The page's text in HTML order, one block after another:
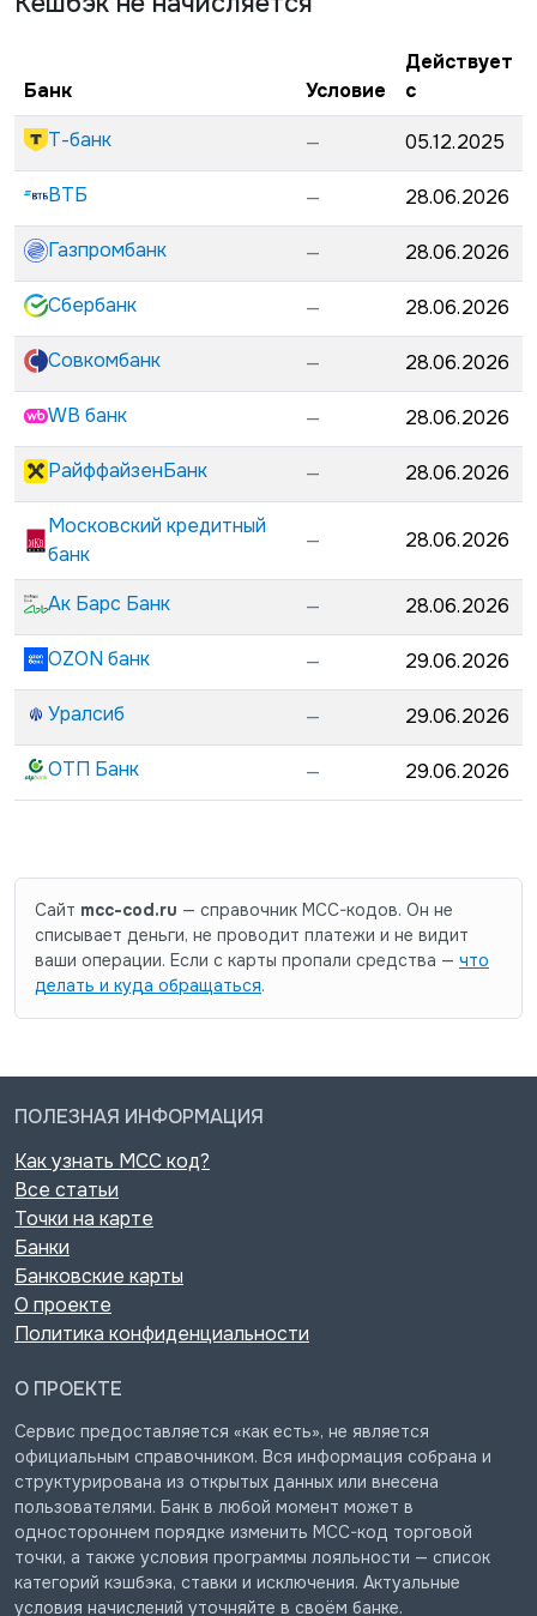
Банк Условие
Действует
с
Т-банк
— 05.12.2025
ВТБ — 28.06.2026
Газпромбанк — 28.06.2026
Сбербанк — 28.06.2026
Совкомбанк — 28.06.2026
WB банк — 28.06.2026
РайффайзенБанк — 28.06.2026
Московский кредитный
банк
— 28.06.2026
Ак Барс Банк — 28.06.2026
OZON банк — 29.06.2026
Уралсиб — 29.06.2026
ОТП Банк — 29.06.2026
Сайт mcc-cod.ru — справочник MCC-кодов. Он не
списывает деньги, не проводит платежи и не видит
ваши операции. Если с карты пропали средства — что
делать и куда обращаться.
ПОЛЕЗНАЯ ИНФОРМАЦИЯ
Как узнать MCC код?
Все статьи
Точки на карте
Банки
Банковские карты
О проекте
Политика конфиденциальности
О ПРОЕКТЕ
Сервис предоставляется «как есть», не является
официальным справочником. Вся информация собрана и
структурирована из открытых данных или внесена
пользователями. Банк в любой момент может в
одностороннем порядке изменить MCC-код торговой
точки, а также условия программы лояльности — список
категорий кэшбэка, ставки и исключения. Актуальные
условия начислений уточняйте в своём банке.